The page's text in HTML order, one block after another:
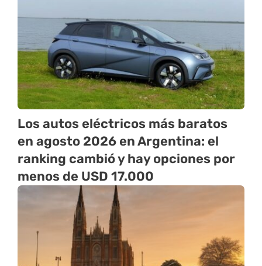
Los autos eléctricos más baratos
en agosto 2026 en Argentina: el
ranking cambió y hay opciones por
menos de USD 17.000